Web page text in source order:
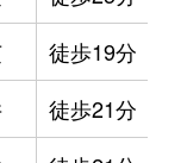
徒歩19分
徒歩21分